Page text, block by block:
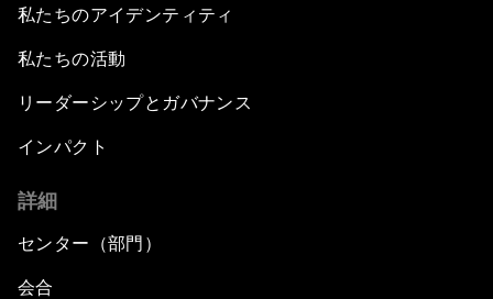
私たちのアイデンティティ
私たちの活動
リーダーシップとガバナンス
インパクト
詳細
センター（部門）
会合